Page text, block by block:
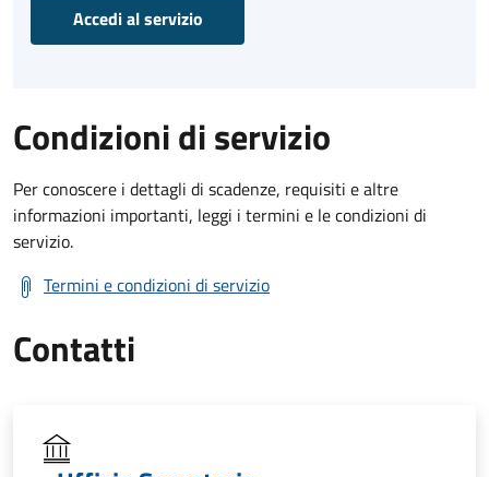
Accedi al servizio
Condizioni di servizio
Per conoscere i dettagli di scadenze, requisiti e altre
informazioni importanti, leggi i termini e le condizioni di
servizio.
Termini e condizioni di servizio
Contatti